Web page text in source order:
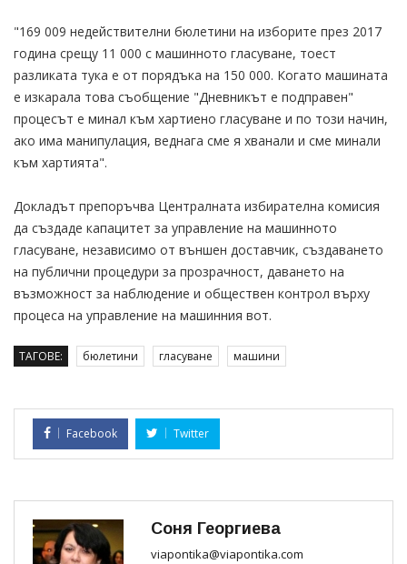
"169 009 недействителни бюлетини на изборите през 2017
година срещу 11 000 с машинното гласуване, тоест
разликата тука е от порядъка на 150 000. Когато машината
е изкарала това съобщение "Дневникът е подправен"
процесът е минал към хартиено гласуване и по този начин,
ако има манипулация, веднага сме я хванали и сме минали
към хартията".
Докладът препоръчва Централната избирателна комисия
да създаде капацитет за управление на машинното
гласуване, независимо от външен доставчик, създаването
на публични процедури за прозрачност, даването на
възможност за наблюдение и обществен контрол върху
процеса на управление на машинния вот.
ТАГОВЕ: бюлетини гласуване машини
Facebook Twitter
Соня Георгиева
viapontika@viapontika.com